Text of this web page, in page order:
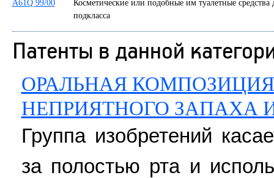
A61Q 99/00
Косметические или подобные им туалетные
подкласса
Патенты в данной
ОРАЛЬНАЯ
НЕПРИЯТНОГО ЗАПАХА
Группа изобретений
за полостью рта и